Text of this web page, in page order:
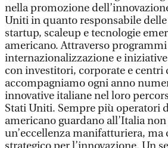
nella promozione
Uniti in quanto responsabile
startup, scaleup e tecnologie
americano. Attraverso
internazionalizzazione e
con investitori, corporate e centri
accompagniamo ogni anno
innovative italiane nel loro
Stati Uniti. Sempre più operatori
americano guardano all’Italia
un’eccellenza manifatturiera, ma